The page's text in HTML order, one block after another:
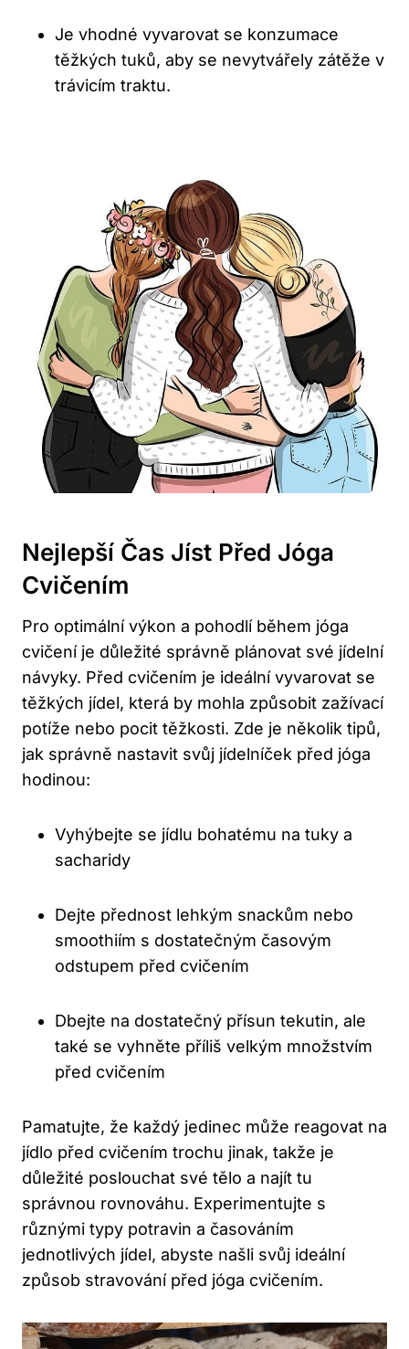
Je vhodné vyvarovat ‍se ⁣konzumace
těžkých tuků, aby se nevytvářely zátěže‍ v
trávicím traktu.
Nejlepší⁣ Čas Jíst⁣ Před Jóga
Cvičením
Pro optimální výkon⁢ a pohodlí během jóga
cvičení ⁢je důležité správně plánovat své jídelní
návyky. Před cvičením​ je ideální vyvarovat se
těžkých jídel, která by mohla způsobit zažívací
potíže nebo pocit těžkosti. Zde⁢ je několik tipů,
jak správně nastavit svůj jídelníček ​před jóga
hodinou:
Vyhýbejte se jídlu bohatému na‍ tuky a ​
sacharidy
Dejte přednost lehkým snackům nebo
⁤smoothiím s dostatečným časovým
⁢odstupem⁢ před cvičením
Dbejte na dostatečný přísun​ tekutin, ale
také se vyhněte příliš velkým množstvím
⁣před ⁢cvičením
Pamatujte, že každý jedinec může reagovat ⁢na
jídlo před cvičením trochu jinak, ⁣takže je
důležité poslouchat své tělo‍ a najít ⁤tu
správnou ⁢rovnováhu. Experimentujte s
různými typy potravin a časováním
jednotlivých jídel, abyste našli svůj ideální
způsob ⁤stravování před jóga ⁢cvičením.